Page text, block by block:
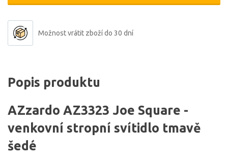
Možnost vrátit zboží do 30 dní
Popis produktu
AZzardo AZ3323 Joe Square -
venkovní stropní svítidlo tmavě
šedé